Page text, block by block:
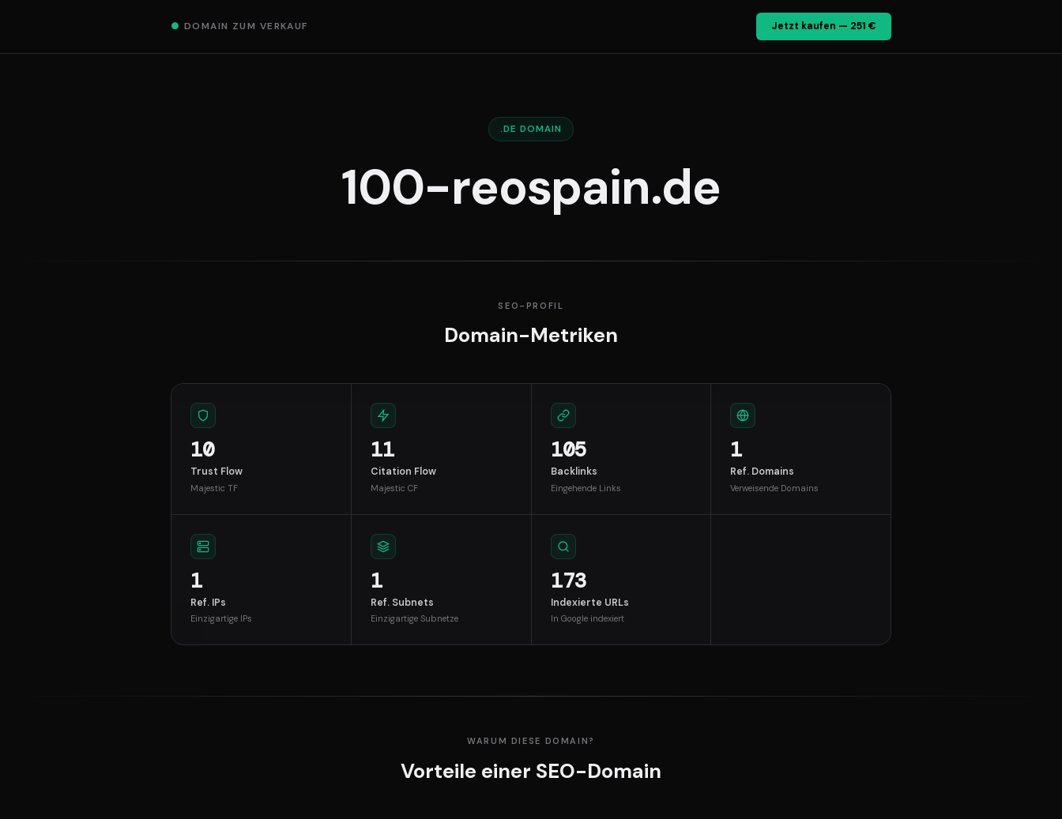
● DOMAIN ZUM VERKAUF Jetzt kaufen — 251 €
.DE DOMAIN
100-reospain.de
SEO-PROFIL
Domain-Metriken
10
Trust Flow
Majestic TF
11
Citation Flow
Majestic CF
105
Backlinks
Eingehende Links
1
Ref. Domains
Verweisende Domains
1
Ref. IPs
Einzigartige IPs
1
Ref. Subnets
Einzigartige Subnetze
173
Indexierte URLs
In Google indexiert
WARUM DIESE DOMAIN?
Vorteile einer SEO-Domain